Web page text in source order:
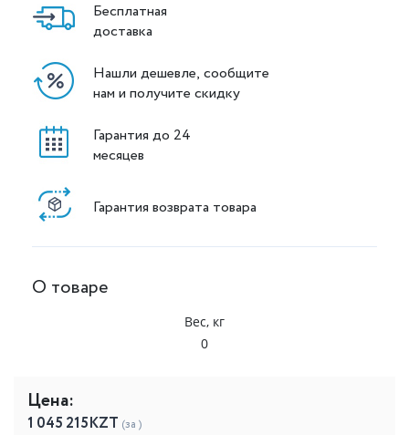
Бесплатная
доставка
Нашли дешевле, сообщите
нам и получите скидку
Гарантия до 24
месяцев
Гарантия возврата товара
О товаре
Вес, кг
0
Цена:
1 045 215KZT (за )